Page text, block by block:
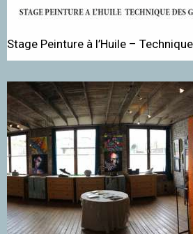
Stage Peinture à l’Huile –